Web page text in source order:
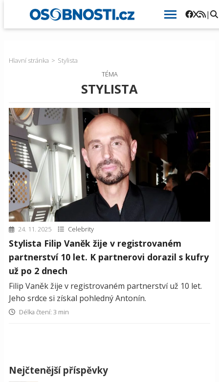
|
Hlavní stránka
Stylista
TÉMA
STYLISTA
24. 11. 2025 Celebrity
Stylista Filip Vaněk žije v registrovaném
partnerství 10 let. K partnerovi dorazil s kufry
už po 2 dnech
Filip Vaněk žije v registrovaném partnerství už 10 let.
Jeho srdce si získal pohledný Antonín.
Délka čtení: 3 min
Nejčtenější příspěvky